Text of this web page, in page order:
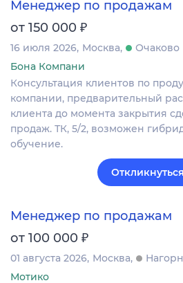
Менеджер по продажам
от 150 000 ₽
16 июля 2026 Москва
Очаково
Бона Компани
Консультация клиентов по
компании, предварительный
клиента до момента закрытия
продаж. ТК, 5/2, возможен
обучение.
Откликнуться
Менеджер по продажам
от 100 000 ₽
01 августа 2026 Москва
Мотико